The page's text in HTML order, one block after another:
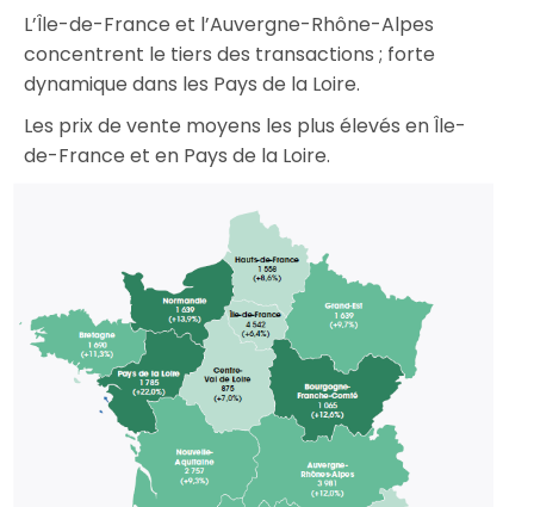
L’Île-de-France et l’Auvergne-Rhône-Alpes
concentrent le tiers des transactions ; forte
dynamique dans les Pays de la Loire.
Les prix de vente moyens les plus élevés en Île-
de-France et en Pays de la Loire.